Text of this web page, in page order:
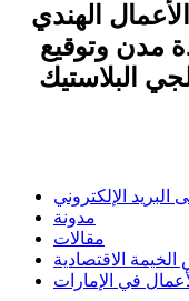
الهندي
مدن وتوقيع
البلاستيك
البريد الإلكتروني
مدونة
مقالات
الاقتصادية
في الإمارات